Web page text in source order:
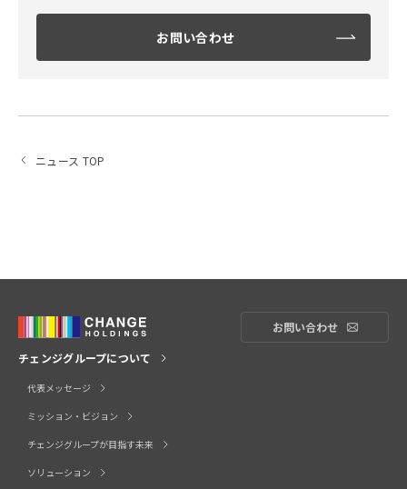
お問い合わせ
ニュース TOP
お問い合わせ
お問い合
チェンジグループについて
代表メッセージ
ミッション・ビジョン
チェンジグループが目指す未来
ソリューション